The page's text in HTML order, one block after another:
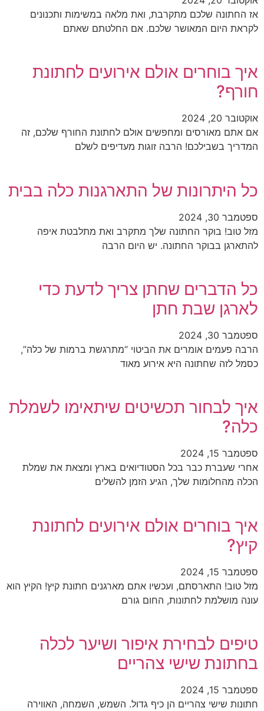
אז החתונה שלכם מתקרבת, ואת מלאה במשימות ותכנונים
לקראת היום המאושר שלכם. אם החלטתם שאתם
איך בוחרים אולם אירועים לחתונת
חורף?
אוקטובר 20, 2024
אם אתם מאורסים ומחפשים אולם לחתונת החורף שלכם, זה
המדריך בשבילכם! הרבה זוגות מעדיפים לשלם
כל היתרונות של התארגנות כלה בבית
ספטמבר 30, 2024
מזל טוב! בוקר החתונה שלך מתקרב ואת מתלבטת איפה
להתארגן בבוקר החתונה. יש היום הרבה
כל הדברים שחתן צריך לדעת כדי
לארגן שבת חתן
ספטמבר 30, 2024
הרבה פעמים אומרים את הביטוי “מתרגשת ברמות של כלה”,
כסמל לזה שחתונה היא אירוע מאוד
איך לבחור תכשיטים שיתאימו לשמלת
כלה?
ספטמבר 15, 2024
אחרי שעברת כבר בכל הסטודיואים בארץ ומצאת את שמלת
הכלה מהחלומות שלך, הגיע הזמן להשלים
איך בוחרים אולם אירועים לחתונת
קיץ?
ספטמבר 15, 2024
מזל טוב! התארסתם, ועכשיו אתם מארגנים חתונת קיץ! הקיץ הוא
עונה מושלמת לחתונות, החום גורם
טיפים לבחירת איפור ושיער לכלה
בחתונת שישי צהריים
ספטמבר 15, 2024
חתונות שישי צהריים הן כיף גדול. השמש, השמחה, האווירה